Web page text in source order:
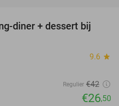
37%
diner + dessert bij
9.6 star
Regulier €42
€26,50